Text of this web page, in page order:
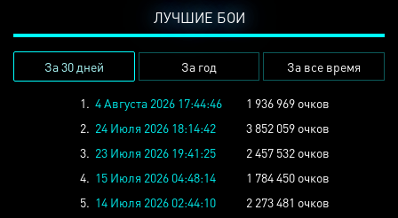
ЛУЧШИЕ БОИ
За 30 дней За год За все время
1. 4 Августа 2026 17:44:46
1 936 969 очков
2. 24 Июля 2026 18:14:42
3 852 059 очков
3. 23 Июля 2026 19:41:25
2 457 532 очков
4. 15 Июля 2026 04:48:14
1 784 450 очков
5. 14 Июля 2026 02:44:10
2 273 481 очков